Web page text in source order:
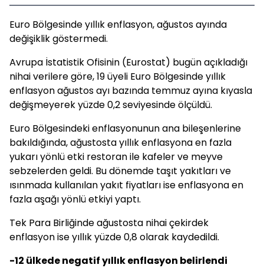
Euro Bölgesinde yıllık enflasyon, ağustos ayında
değişiklik göstermedi.
Avrupa İstatistik Ofisinin (Eurostat) bugün açıkladığı
nihai verilere göre, 19 üyeli Euro Bölgesinde yıllık
enflasyon ağustos ayı bazında temmuz ayına kıyasla
değişmeyerek yüzde 0,2 seviyesinde ölçüldü.
Euro Bölgesindeki enflasyonunun ana bileşenlerine
bakıldığında, ağustosta yıllık enflasyona en fazla
yukarı yönlü etki restoran ile kafeler ve meyve
sebzelerden geldi. Bu dönemde taşıt yakıtları ve
ısınmada kullanılan yakıt fiyatları ise enflasyona en
fazla aşağı yönlü etkiyi yaptı.
Tek Para Birliğinde ağustosta nihai çekirdek
enflasyon ise yıllık yüzde 0,8 olarak kaydedildi.
-12 ülkede negatif yıllık enflasyon belirlendi